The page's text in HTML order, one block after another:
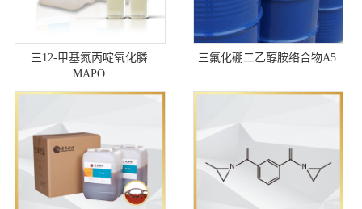
三12-甲基氮丙啶氧化膦
MAPO
三氟化硼二乙醇胺络合物A5